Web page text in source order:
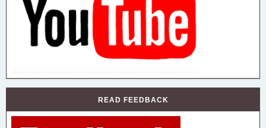
READ FEEDBACK